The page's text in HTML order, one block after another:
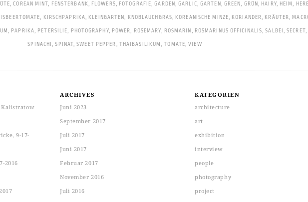
,COREAN MINT, FENSTERBANK, FLOWERS, FOTOGRAFIE,GARDEN,GARLIC,GARTEN, GREEN, GRÜN, HAIRY, HEIM,
, KIRSCHPAPRIKA, KLEINGARTEN, KNOBLAUCHGRAS, KOREANISCHE MINZE, KORIANDER, KRÄUTER,
, PAPRIKA, PETERSILIE, PHOTOGRAPHY, POWER, ROSEMARY, ROSMARIN , ROSMARINUS OFFICINALIS,SALBEI ,SECRET,
SPINACHI,SPINAT,SWEET PEPPER, THAIBASILIKUM,TOMATE,VIEW
9-17-
2016
ARCHIVES
Juni 2023
September 2017
Juli 2017
Juni 2017
Februar 2017
November 2016
Juli 2016
KATEGORIEN
architecture
art
exhibition
interview
people
photography
project